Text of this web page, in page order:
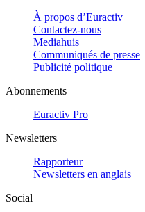
À propos d’Euractiv
Contactez-nous
Mediahuis
Communiqués de presse
Publicité politique
Abonnements
Euractiv Pro
Newsletters
Rapporteur
Newsletters en anglais
Social